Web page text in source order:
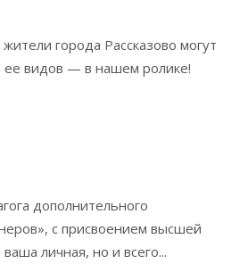
города Рассказово могут
ее видов — в нашем ролике!
дополнительного
с присвоением высшей
личная, но и всего...